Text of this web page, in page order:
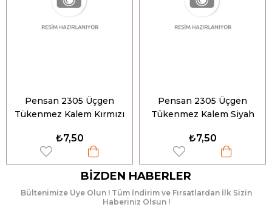
Pensan 2305 Üçgen
Tükenmez Kalem Kırmızı
₺7,50
Pensan 2305 Üçgen
Tükenmez Kalem Siyah
₺7,50
BIZDEN HABERLER
Bültenimize Üye Olun ! Tüm İndirim ve Fırsatlardan İlk Sizin
Haberiniz Olsun !